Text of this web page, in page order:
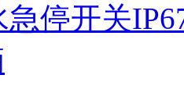
急停开关